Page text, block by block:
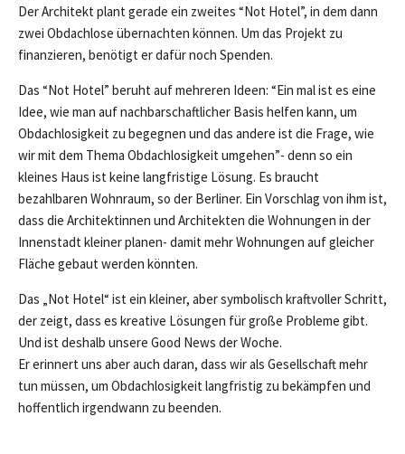
Der Architekt plant gerade ein zweites “Not Hotel”, in dem dann
zwei Obdachlose übernachten können. Um das Projekt zu
finanzieren, benötigt er dafür noch Spenden.
Das “Not Hotel” beruht auf mehreren Ideen: “Ein mal ist es eine
Idee, wie man auf nachbarschaftlicher Basis helfen kann, um
Obdachlosigkeit zu begegnen und das andere ist die Frage, wie
wir mit dem Thema Obdachlosigkeit umgehen”- denn so ein
kleines Haus ist keine langfristige Lösung. Es braucht
bezahlbaren Wohnraum, so der Berliner. Ein Vorschlag von ihm ist,
dass die Architektinnen und Architekten die Wohnungen in der
Innenstadt kleiner planen- damit mehr Wohnungen auf gleicher
Fläche gebaut werden könnten.
Das „Not Hotel“ ist ein kleiner, aber symbolisch kraftvoller Schritt,
der zeigt, dass es kreative Lösungen für große Probleme gibt.
Und ist deshalb unsere Good News der Woche.
Er erinnert uns aber auch daran, dass wir als Gesellschaft mehr
tun müssen, um Obdachlosigkeit langfristig zu bekämpfen und
hoffentlich irgendwann zu beenden.